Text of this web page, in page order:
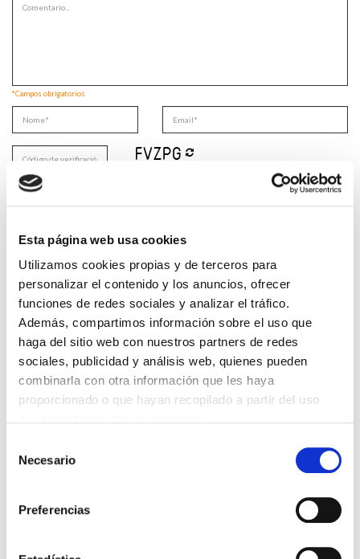
Esta página web usa cookies
Utilizamos cookies propias y de terceros para
personalizar el contenido y los anuncios, ofrecer
funciones de redes sociales y analizar el tráfico.
Además, compartimos información sobre el uso que
haga del sitio web con nuestros partners de redes
sociales, publicidad y análisis web, quienes pueden
combinarla con otra información que les haya
proporcionado o que hayan recopilado a partir del uso
Necesario
Preferencias
*Campos obrigatorios
Lin e acepto a
DESTACADAS
SANIDAD CREA UN DIPLOMA OFICIAL PARA RECONOCER LA
LABOR DE LOS TUTORES DE RESIDENTES
LA ALIANZA MÉDICA POR LA SALUD PLANETARIA SE ADHIERE
AL PACTO DE ESTADO FRENTE A LA EMERGENCIA CLIMÁTICA
03/08/2026
PREMIOS DE LA REAL ACADEMIA DE MEDICINA DE GALICIA
CARTA DEL PRESIDENTE DE MUTUAL MÉDICA SOBRE LA
REFORMA DE LAS MUTUALIDADES ALTERNATIVAS Y LA
EL COLEGIO MÉDICO DE OURENSE CONVOCA EL I CERTAMEN
DE CASOS CLÍNICOS PARA MÉDICOS INTERNOS RESIDENTES